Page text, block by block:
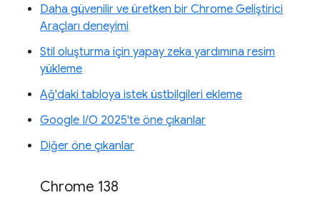
Daha güvenilir ve üretken bir Chrome Geliştirici
Araçları deneyimi
Stil oluşturma için yapay zeka yardımına resim
yükleme
Ağ'daki tabloya istek üstbilgileri ekleme
Google I/O 2025'te öne çıkanlar
Diğer öne çıkanlar
Chrome 138